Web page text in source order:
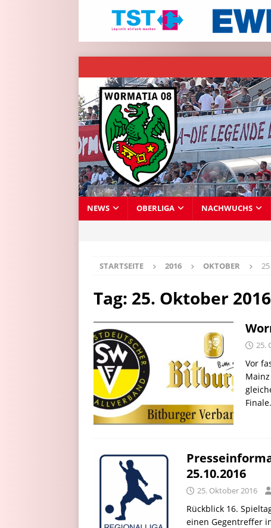
NEWS OBERLIGA NACHWUCHS
STARTSEITE 2016 OKTOBER
Tag: 25. Oktober 2016
25.
Vor
25.10.2016
25. Oktober 2016
Rückblick 16.
einen Gegentreffer